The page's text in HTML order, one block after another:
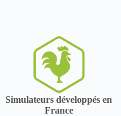
Simulateurs développés en
France